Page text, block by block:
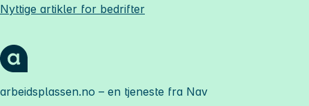
Nyttige artikler for bedrifter
arbeidsplassen.no – en tjeneste fra Nav